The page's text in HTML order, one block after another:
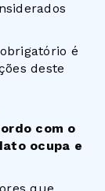
é
deste
com o
ocupa e